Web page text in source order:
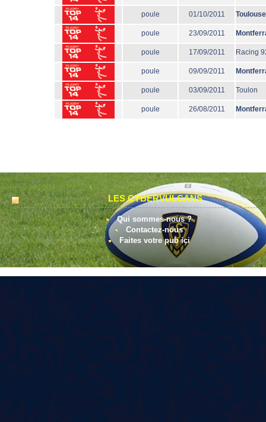
poule 01/10/2011 Toulouse
poule 23/09/2011
poule 17/09/2011 Racing
poule 09/09/2011
poule 03/09/2011 Toulon
poule 26/08/2011
LES CYBERVULCANS
Qui sommes-nous ?
Contactez-nous
Faites votre pub ici